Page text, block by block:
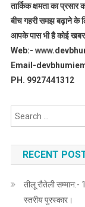
तार्किक क्षमता का प्रसार
बीच गहरी समझ बढ़ाने के
आपके पास भी है कोई
Web:-
Email-
PH. 9927441312
RECENT
तीलू रौतेली सम्मान:-
स्तरीय पुरस्कार।